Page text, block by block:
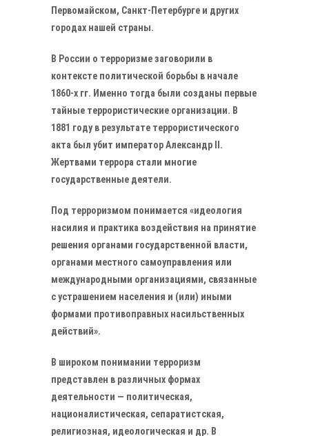
Первомайском, Санкт-Петербурге и других
городах нашей страны.
В России о терроризме заговорили в
контексте политической борьбы в начале
1860-х гг. Именно тогда были созданы первые
тайные террористические организации. В
1881 году в результате террористического
акта был убит император Александр II.
Жертвами террора стали многие
государственные деятели.
Под терроризмом понимается «идеология
насилия и практика воздействия на принятие
решения органами государственной власти,
органами местного самоуправления или
международными организациями, связанные
с устрашением населения и (или) иными
формами противоправных насильственных
действий».
В широком понимании терроризм
представлен в различных формах
деятельности — политическая,
националистическая, сепаратистская,
религиозная, идеологическая и др. В